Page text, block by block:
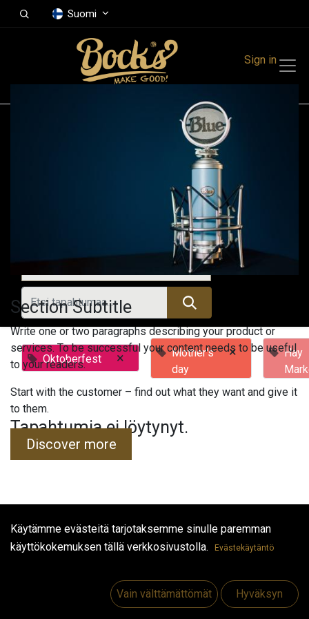
Suomi
Sign in
Kaikki tapahtumat
Oktoberfest ×
Mother's
day
×
Hay
Tapahtumia ei löytynyt.
Hyödyllisiä linkkejä
Section Subtitle
Write one or two paragraphs describing your product or
services. To be successful your content needs to be useful
to your readers.
Start with the customer – find out what they want and give it
to them.
Discover more
Käytämme evästeitä tarjotaksemme sinulle paremman
käyttökokemuksen tällä verkkosivustolla.
Evästekäytäntö
Vain välttämättömät Hyväksyn